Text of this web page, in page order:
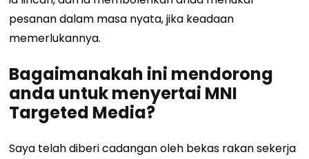
pesanan dalam masa nyata, jika keadaan
memerlukannya.
Bagaimanakah ini mendorong
anda untuk menyertai MNI
Targeted Media?
Saya telah diberi cadangan oleh bekas rakan sekerja